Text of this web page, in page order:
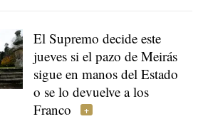
El Supremo decide este
jueves si el pazo de Meirás
sigue en manos del Estado
o se lo devuelve a los
Franco